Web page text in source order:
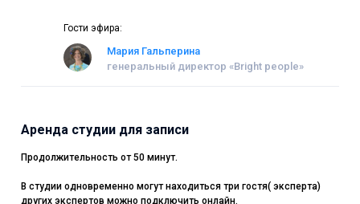
Гости эфира:
Мария Гальперина
генеральный директор «Bright people»
Аренда студии для записи
Продолжительность от 50 минут.
В студии одновременно могут находиться три гостя( эксперта)
других экспертов можно подключить онлайн.